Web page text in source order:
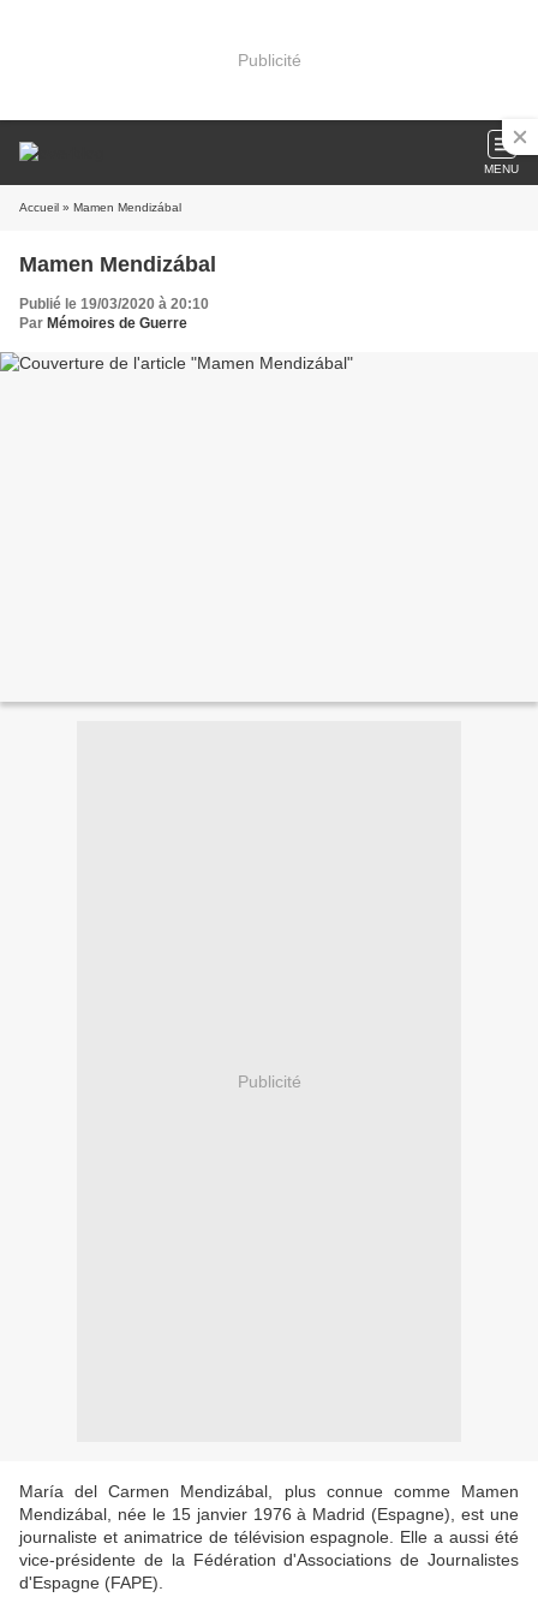
Publicité
MENU
Accueil » Mamen Mendizábal
Mamen Mendizábal
Publié le 19/03/2020 à 20:10
Par Mémoires de Guerre
Publicité
María del Carmen Mendizábal, plus connue comme Mamen
Mendizábal, née le 15 janvier 1976 à Madrid (Espagne), est une
journaliste et animatrice de télévision espagnole. Elle a aussi été
vice-présidente de la Fédération d'Associations de Journalistes
d'Espagne (FAPE).